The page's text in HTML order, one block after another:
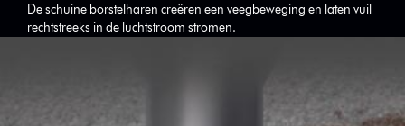
De schuine borstelharen creëren een veegbeweging en laten vuil
rechtstreeks in de luchtstroom stromen.